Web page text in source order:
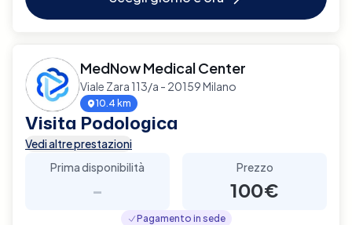
MedNow Medical Center
Viale Zara 113/a - 20159 Milano
10.4 km
Visita Podologica
Vedi altre prestazioni
Prima disponibilità
-
Prezzo
100€
Pagamento in sede